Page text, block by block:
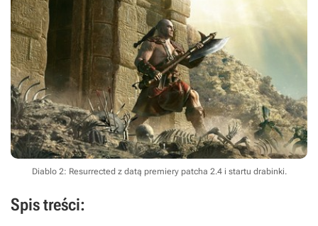
Diablo 2: Resurrected z datą premiery patcha 2.4 i startu drabinki.
Spis treści: